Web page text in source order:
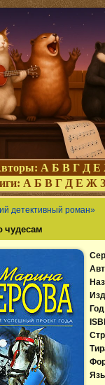
А Б В Г Д Е
А Б В Г Д Е Ж З
детективный роман»
чудесам